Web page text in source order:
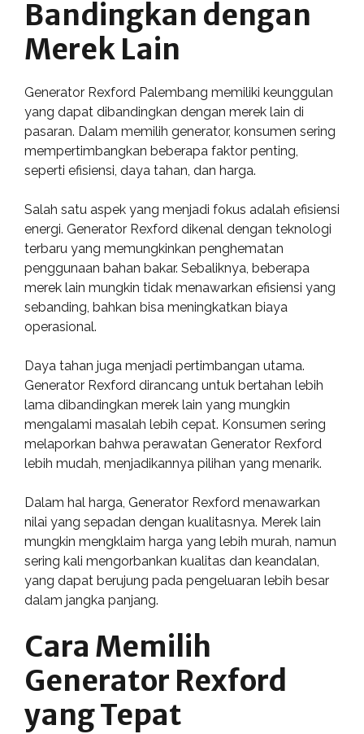
Bandingkan dengan
Merek Lain
Generator Rexford Palembang memiliki keunggulan
yang dapat dibandingkan dengan merek lain di
pasaran. Dalam memilih generator, konsumen sering
mempertimbangkan beberapa faktor penting,
seperti efisiensi, daya tahan, dan harga.
Salah satu aspek yang menjadi fokus adalah efisiensi
energi. Generator Rexford dikenal dengan teknologi
terbaru yang memungkinkan penghematan
penggunaan bahan bakar. Sebaliknya, beberapa
merek lain mungkin tidak menawarkan efisiensi yang
sebanding, bahkan bisa meningkatkan biaya
operasional.
Daya tahan juga menjadi pertimbangan utama.
Generator Rexford dirancang untuk bertahan lebih
lama dibandingkan merek lain yang mungkin
mengalami masalah lebih cepat. Konsumen sering
melaporkan bahwa perawatan Generator Rexford
lebih mudah, menjadikannya pilihan yang menarik.
Dalam hal harga, Generator Rexford menawarkan
nilai yang sepadan dengan kualitasnya. Merek lain
mungkin mengklaim harga yang lebih murah, namun
sering kali mengorbankan kualitas dan keandalan,
yang dapat berujung pada pengeluaran lebih besar
dalam jangka panjang.
Cara Memilih
Generator Rexford
yang Tepat